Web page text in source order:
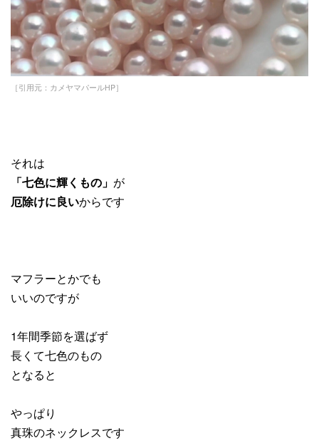
［引用元：カメヤマパールHP］
それは
「七色に輝くもの」 が
厄除けに良いからです
マフラーとかでも
いいのですが
1年間季節を選ばず
長くて七色のもの
となると
やっぱり
真珠のネックレスです